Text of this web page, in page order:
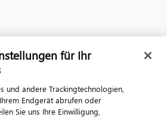
Sie uns
für Ihr
und andere Trackingtechnologien,
Endgerät abrufen oder
Sie uns Ihre Einwilligung,